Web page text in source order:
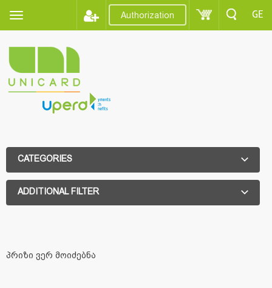
Authorization GE
CATEGORIES
ADDITIONAL FILTER
პრიზი ვერ მოიძებნა